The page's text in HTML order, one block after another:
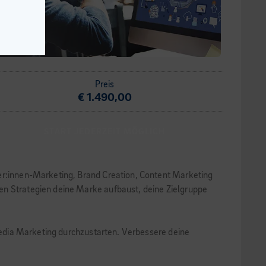
Preis
€ 1.490,00
Marketing, Brand Creation, Content Marketing
Strategien deine Marke aufbaust, deine Zielgruppe
Marketing durchzustarten. Verbessere deine